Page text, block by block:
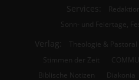
Services: Redaktion
Sonn- und Feiertage,
Verlag: Theologie & Pastoral
Stimmen der Zeit
Biblische Notizen
Diakonia